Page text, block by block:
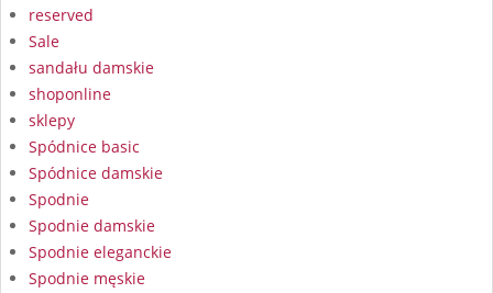
reserved
Sale
sandału damskie
shoponline
sklepy
Spódnice basic
Spódnice damskie
Spodnie
Spodnie damskie
Spodnie eleganckie
Spodnie męskie